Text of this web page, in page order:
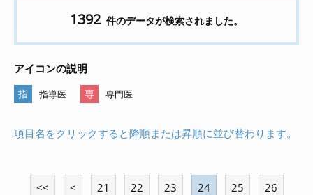
1392 件のデータが検索されました。
アイコンの説明
指 指導医 専 専門医
項目名をクリックすると降順または昇順に並び替わります。
<< < 21 22 23 24 25 26